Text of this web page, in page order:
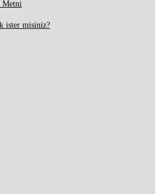
Metni
ister misiniz?